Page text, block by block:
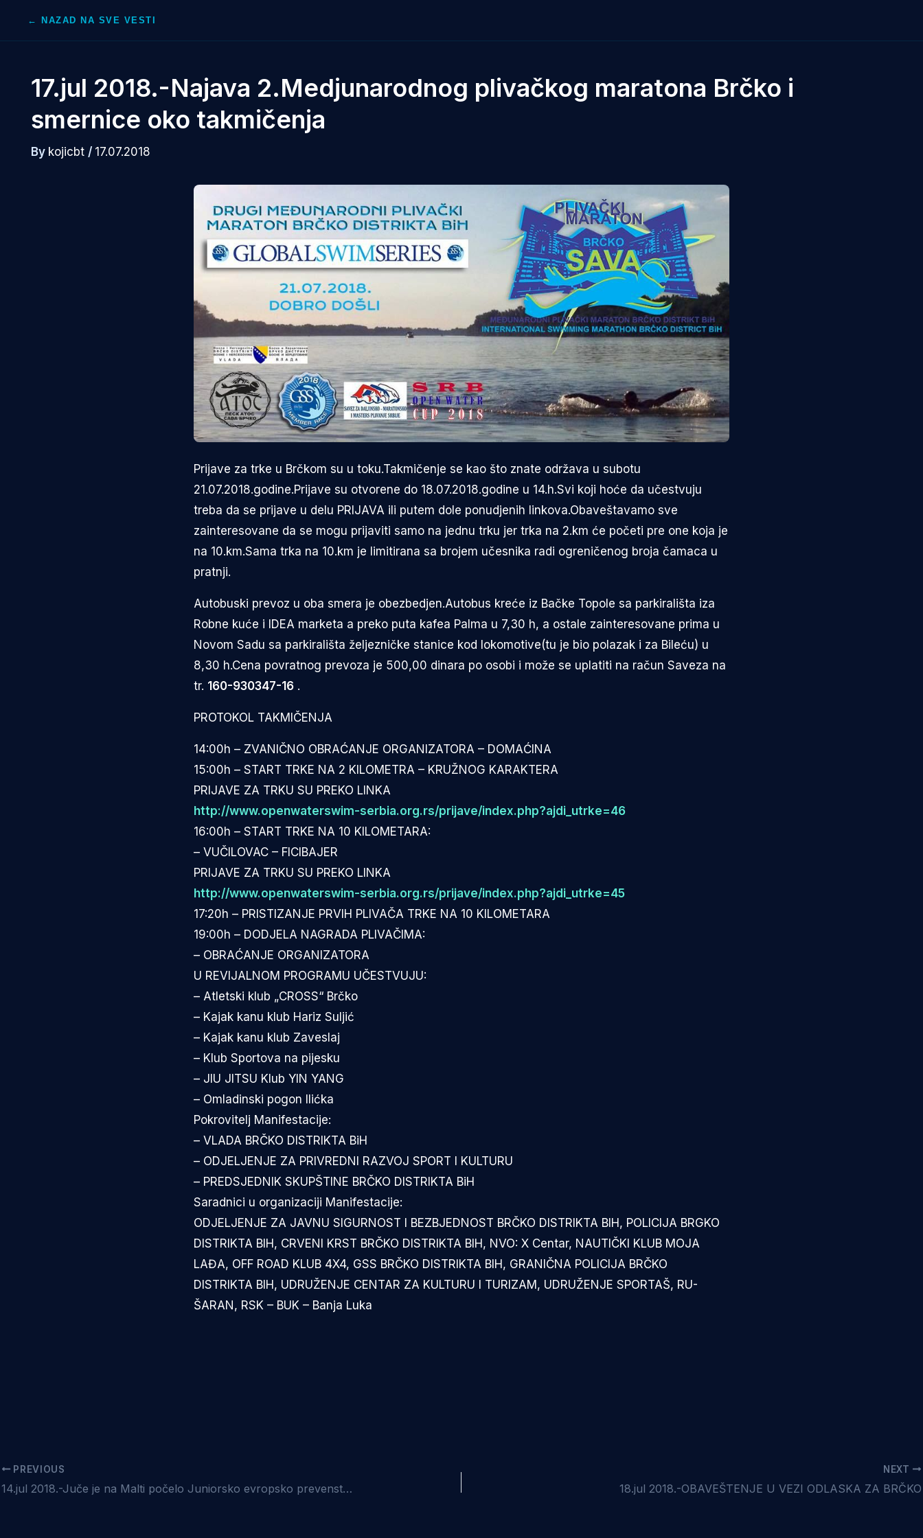
← NAZAD NA SVE VESTI
17.jul 2018.-Najava 2.Medjunarodnog plivačkog maratona Brčko i
smernice oko takmičenja
By kojicbt / 17.07.2018
Prijave za trke u Brčkom su u toku.Takmičenje se kao što znate održava u subotu
21.07.2018.godine.Prijave su otvorene do 18.07.2018.godine u 14.h.Svi koji hoće da učestvuju
treba da se prijave u delu PRIJAVA ili putem dole ponudjenih linkova.Obaveštavamo sve
zainteresovane da se mogu prijaviti samo na jednu trku jer trka na 2.km će početi pre one koja je
na 10.km.Sama trka na 10.km je limitirana sa brojem učesnika radi ogreničenog broja čamaca u
pratnji.
Autobuski prevoz u oba smera je obezbedjen.Autobus kreće iz Bačke Topole sa parkirališta iza
Robne kuće i IDEA marketa a preko puta kafea Palma u 7,30 h, a ostale zainteresovane prima u
Novom Sadu sa parkirališta željezničke stanice kod lokomotive(tu je bio polazak i za Bileću) u
8,30 h.Cena povratnog prevoza je 500,00 dinara po osobi i može se uplatiti na račun Saveza na
tr. 160-930347-16 .
PROTOKOL TAKMIČENJA
14:00h – ZVANIČNO OBRAĆANJE ORGANIZATORA – DOMAĆINA
15:00h – START TRKE NA 2 KILOMETRA – KRUŽNOG KARAKTERA
PRIJAVE ZA TRKU SU PREKO LINKA
http://www.openwaterswim-serbia.org.rs/prijave/index.php?ajdi_utrke=46
16:00h – START TRKE NA 10 KILOMETARA:
– VUČILOVAC – FICIBAJER
PRIJAVE ZA TRKU SU PREKO LINKA
http://www.openwaterswim-serbia.org.rs/prijave/index.php?ajdi_utrke=45
17:20h – PRISTIZANJE PRVIH PLIVAČA TRKE NA 10 KILOMETARA
19:00h – DODJELA NAGRADA PLIVAČIMA:
– OBRAĆANJE ORGANIZATORA
U REVIJALNOM PROGRAMU UČESTVUJU:
– Atletski klub „CROSS“ Brčko
– Kajak kanu klub Hariz Suljić
– Kajak kanu klub Zaveslaj
– Klub Sportova na pijesku
– JIU JITSU Klub YIN YANG
– Omladinski pogon Ilićka
Pokrovitelj Manifestacije:
– VLADA BRČKO DISTRIKTA BiH
– ODJELJENJE ZA PRIVREDNI RAZVOJ SPORT I KULTURU
– PREDSJEDNIK SKUPŠTINE BRČKO DISTRIKTA BiH
Saradnici u organizaciji Manifestacije:
ODJELJENJE ZA JAVNU SIGURNOST I BEZBJEDNOST BRČKO DISTRIKTA BIH, POLICIJA BRGKO
DISTRIKTA BIH, CRVENI KRST BRČKO DISTRIKTA BIH, NVO: X Centar, NAUTIČKI KLUB MOJA
LAĐA, OFF ROAD KLUB 4X4, GSS BRČKO DISTRIKTA BIH, GRANIČNA POLICIJA BRČKO
DISTRIKTA BIH, UDRUŽENJE CENTAR ZA KULTURU I TURIZAM, UDRUŽENJE SPORTAŠ, RU-
ŠARAN, RSK – BUK – Banja Luka
PREVIOUS
14.jul 2018.-Juče je na Malti počelo Juniorsko evropsko prevenstvo na otvorenim vodama
NEXT
18.jul 2018.-OBAVEŠTENJE U VEZI ODLASKA ZA BRČKO